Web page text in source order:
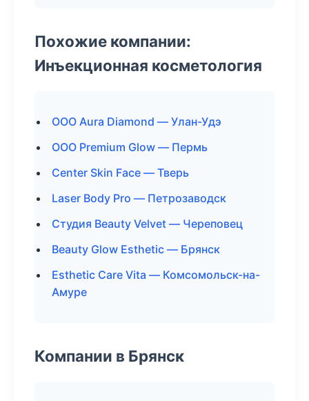
Похожие компании:
Инъекционная косметология
ООО Aura Diamond — Улан-Удэ
ООО Premium Glow — Пермь
Center Skin Face — Тверь
Laser Body Pro — Петрозаводск
Студия Beauty Velvet — Череповец
Beauty Glow Esthetic — Брянск
Esthetic Care Vita — Комсомольск-на-
Амуре
Компании в Брянск